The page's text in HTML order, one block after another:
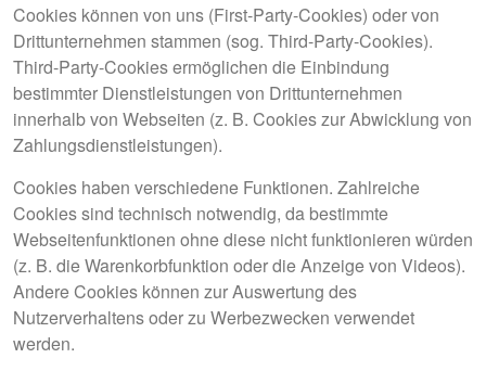
Cookies können von uns (First-Party-Cookies) oder von
Drittunternehmen stammen (sog. Third-Party-Cookies).
Third-Party-Cookies ermöglichen die Einbindung
bestimmter Dienstleistungen von Drittunternehmen
innerhalb von Webseiten (z. B. Cookies zur Abwicklung von
Zahlungsdienstleistungen).
Cookies haben verschiedene Funktionen. Zahlreiche
Cookies sind technisch notwendig, da bestimmte
Webseitenfunktionen ohne diese nicht funktionieren würden
(z. B. die Warenkorbfunktion oder die Anzeige von Videos).
Andere Cookies können zur Auswertung des
Nutzerverhaltens oder zu Werbezwecken verwendet
werden.